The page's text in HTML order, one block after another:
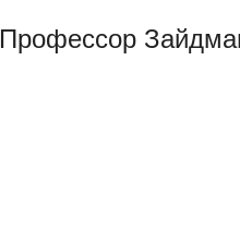
Профессор